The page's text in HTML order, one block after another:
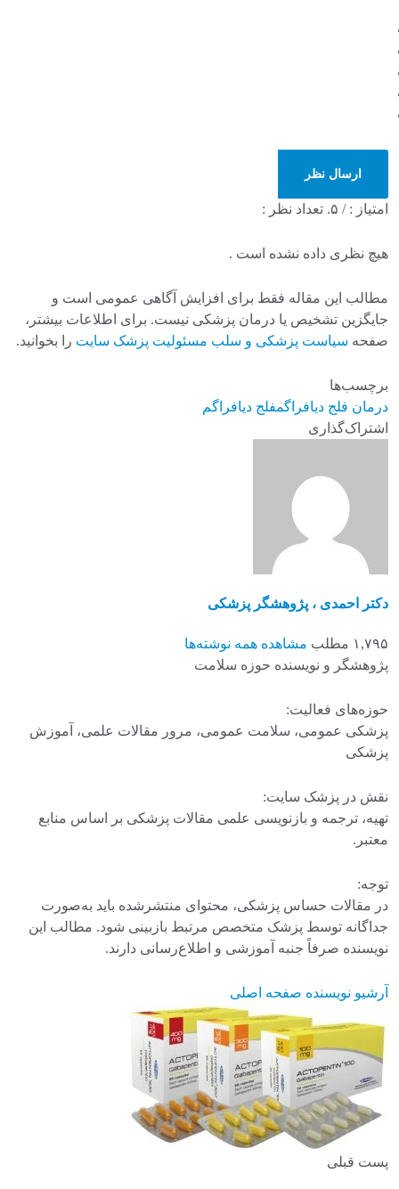
ارسال نظر
امتیاز :/ ۵. تعداد نظر :
هیچ نظری داده نشده است .
مطالب این مقاله فقط برای افزایش آگاهی عمومی است و
جایگزین تشخیص یا درمان پزشکی نیست. برای اطلاعات بیشتر،
صفحه سیاست پزشکی و سلب مسئولیت پزشک سایت را بخوانید.
برچسب‌ها
درمان فلج دیافراگمفلج دیافراگم
اشتراک‌گذاری
دکتر احمدی ، پژوهشگر پزشکی
۱,۷۹۵ مطلب
مشاهده همه نوشته‌ها
پژوهشگر و نویسنده حوزه سلامت
حوزه‌های فعالیت:
پزشکی عمومی، سلامت عمومی، مرور مقالات علمی، آموزش
پزشکی
نقش در پزشک سایت:
تهیه، ترجمه و بازنویسی علمی مقالات پزشکی بر اساس منابع
معتبر.
توجه:
در مقالات حساس پزشکی، محتوای منتشرشده باید به‌صورت
جداگانه توسط پزشک متخصص مرتبط بازبینی شود. مطالب این
نویسنده صرفاً جنبه آموزشی و اطلاع‌رسانی دارند.
آرشیو نویسنده صفحه اصلی
پست قبلی